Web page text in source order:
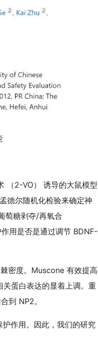
（2-VO） 诱导的大鼠模型
德尔随机化检验来确定神
萄糖剥夺/再氧合
用是否是通过调节 BDNF-
密度。Muscone 有效提高
蛋白表达的显着上调。重
到 NP2。
作用。因此，我们的研究